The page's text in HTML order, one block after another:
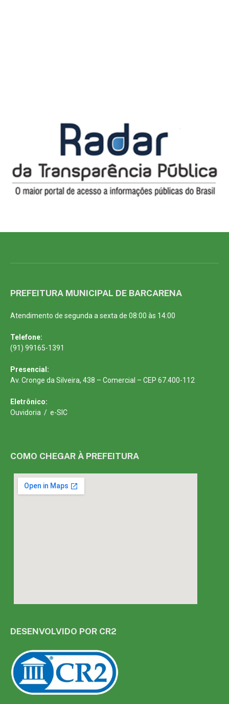
PREFEITURA MUNICIPAL DE BARCARENA
Atendimento de segunda a sexta de 08:00 às 14:00
Telefone:
(91) 99165-1391
Presencial:
Av. Cronge da Silveira, 438 – Comercial – CEP 67.400-112
Eletrônico:
Ouvidoria / e-SIC
COMO CHEGAR À PREFEITURA
DESENVOLVIDO POR CR2